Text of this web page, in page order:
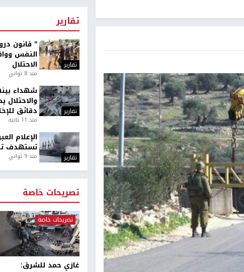
تقارير
تقارير
" قانون
النفس
الاحتلال
منذ 8 ثواني
تقارير
شهداء
والاحتلال
دقائق
منذ 11 ثانية
تقارير
الإعلام
تستهدف
منذ 9 ثواني
تصريحات خاصة
تصريحات خاصة
غازي حمد للشرق: